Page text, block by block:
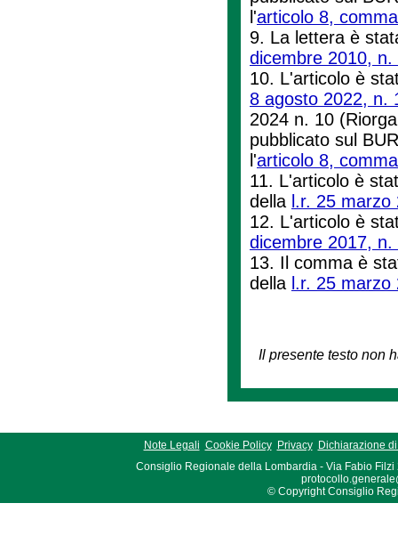
l'articolo 8,
9. La lettera è
dicembre 2010, n.
10. L'articolo è
8 agosto 2022, n.
2024 n. 10
pubblicato sul
l'articolo 8,
11. L'articolo è
della l.r. 25
12. L'articolo è
dicembre 2017, n.
13. Il comma è
della l.r. 25
Il presente testo non
Note Legali Cookie Policy Privacy
Dichiarazione
Consiglio Regionale della Lombardia - Via Fabio Filzi
© Copyright Consiglio